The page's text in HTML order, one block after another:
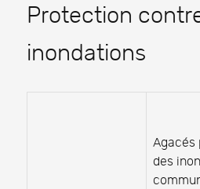
Protection
inondations
Agacés
des